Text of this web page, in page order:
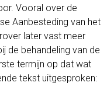
Vooral over de
Aanbesteding van het
later vast meer
de behandeling van de
termijn op dat wat
tekst uitgesproken: